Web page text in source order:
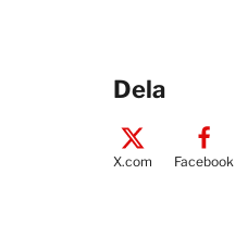
Dela
X.com Facebook